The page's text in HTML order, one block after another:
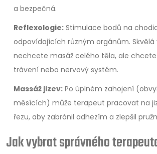
a bezpečná.
Reflexologie: Stimulace bodů na
odpovídajících různým orgánům. Skvělá
nechcete masáž celého těla, ale
trávení nebo nervový systém.
Massáž jizev: Po úplném zahojení
měsících) může terapeut pracovat na
řezu, aby zabránil adhezím a zlepšil
Jak vybrat správného